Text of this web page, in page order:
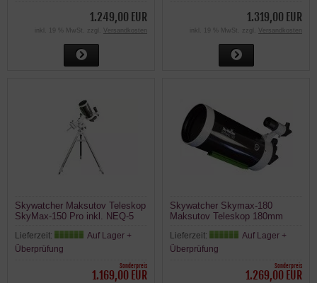
1.249,00 EUR
inkl. 19 % MwSt. zzgl. Versandkosten
1.319,00 EUR
inkl. 19 % MwSt. zzgl. Versandkosten
Skywatcher Maksutov Teleskop
SkyMax-150 Pro inkl. NEQ-5
Lieferzeit:
Auf Lager +
Überprüfung
Sonderpreis
1.169,00 EUR
Skywatcher Skymax-180
Maksutov Teleskop 180mm
Lieferzeit:
Auf Lager +
Überprüfung
Sonderpreis
1.269,00 EUR